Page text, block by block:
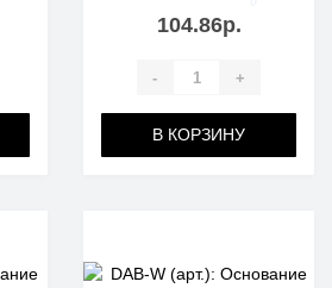
104.86р.
- +
В КОРЗИНУ